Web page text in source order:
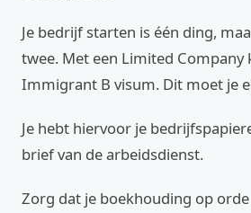
Je bedrijf starten is één ding,
twee. Met een Limited Company
Immigrant B visum. Dit moet je
Je hebt hiervoor je
brief van de arbeidsdienst.
Zorg dat je boekhouding op